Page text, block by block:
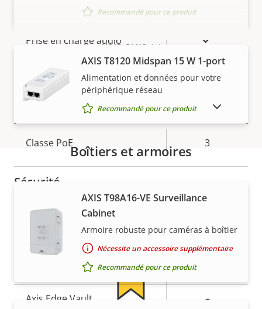
Description
propriété
Valeur de
la
Prise en charge audio
Microphone intégré –
Description
la
Classe PoE 3
Sécurité
Description
de la
propriété
Valeur de
la
propriété
SE signé
Démarrage sécurisé
Secure keystore
Axis Edge Vault –
VOIR PLUS
Recommandé pour ce produit
AXIS T8120 Midspan 15 W 1-port
Alimentation et données pour votre
périphérique réseau
Recommandé pour ce produit
Boîtiers et armoires
AXIS T98A16-VE Surveillance
Cabinet
Armoire robuste pour caméras à boîtier
Nécessite un accessoire supplémentaire
Recommandé pour ce produit
AFFICHER LES PRODUITS ABANDONNÉS
Garantie